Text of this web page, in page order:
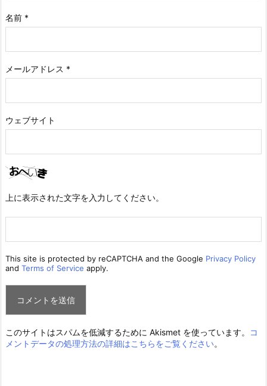
名前 *
メールアドレス *
ウェブサイト
上に表示された文字を入力してください。
This site is protected by reCAPTCHA and the Google Privacy Policy
and Terms of Service apply.
このサイトはスパムを低減するために Akismet を使っています。
コ
メントデータの処理方法の詳細はこちらをご覧ください。